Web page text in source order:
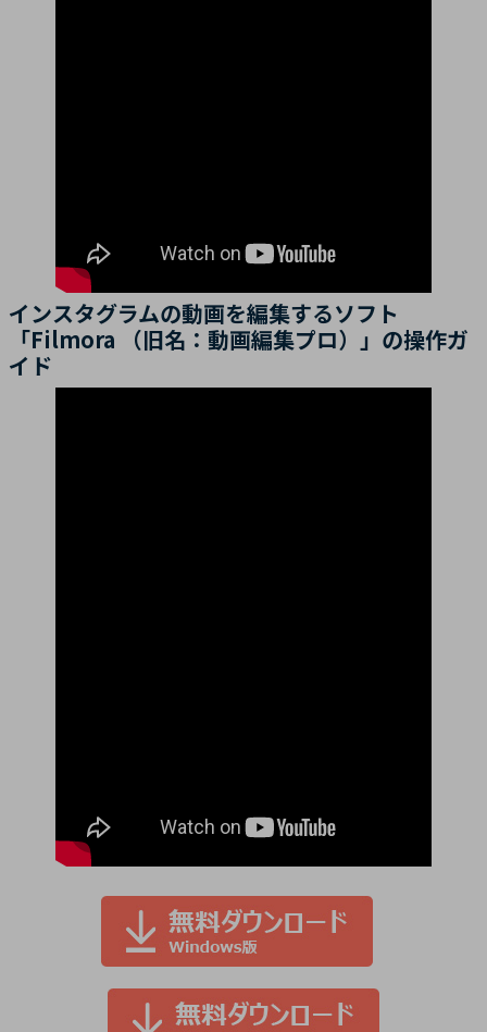
インスタグラムの動画を編集するソフト
「Filmora （旧名：動画編集プロ）」の操作ガ
イド